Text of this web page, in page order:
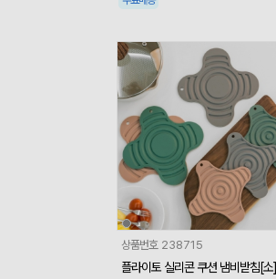
상품번호 238715
플라이토 실리콘 쿠션 냄비받침[소]